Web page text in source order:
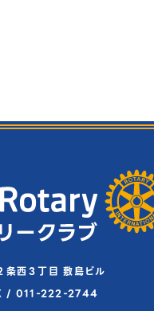
西３丁目 敷島ビル
/ 011-222-2744